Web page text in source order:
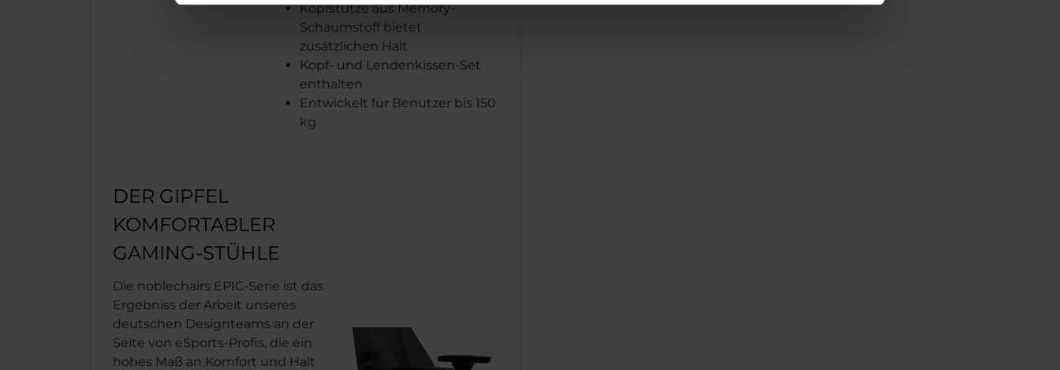
Kopfstütze aus Memory-
Schaumstoff bietet
zusätzlichen Halt
Kopf- und Lendenkissen-Set
enthalten
Entwickelt für Benutzer bis 150
kg
DER GIPFEL
KOMFORTABLER
GAMING-STÜHLE
Die noblechairs EPIC-Serie ist das
Ergebniss der Arbeit unseres
deutschen Designteams an der
Seite von eSports-Profis, die ein
hohes Maß an Komfort und Halt